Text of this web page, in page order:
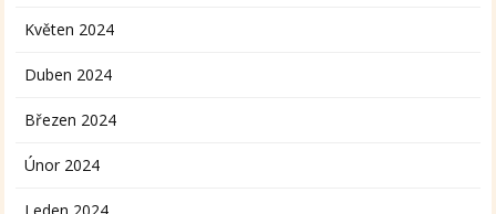
Květen 2024
Duben 2024
Březen 2024
Únor 2024